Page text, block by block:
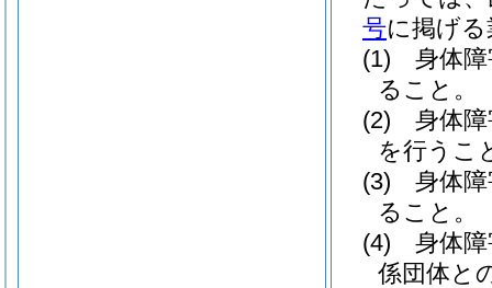
号に掲げ
(1)
身体
ること。
(2)
身体
を行うこ
(3)
身体
ること。
(4)
身体
係団体と